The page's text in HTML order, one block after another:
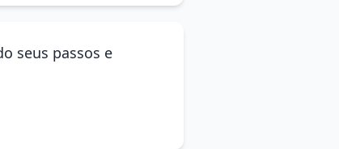
seus passos e